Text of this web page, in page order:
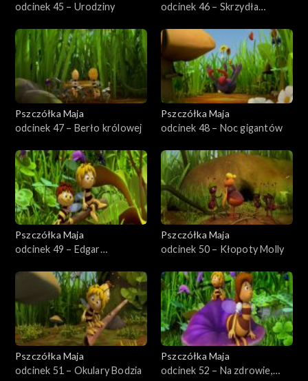
odcinek 45 – Urodziny
odcinek 46 – Skrzydła
Pszczółka Maja
odcinek 47 – Berło królowej
Pszczółka Maja
odcinek 48 – Noc gigantów
Pszczółka Maja
odcinek 49 – Edgar
Pszczółka Maja
odcinek 50 – Kłopoty Molly
Pszczółka Maja
odcinek 51 – Okulary Bodzia
Pszczółka Maja
odcinek 52 – Na zdrowie,